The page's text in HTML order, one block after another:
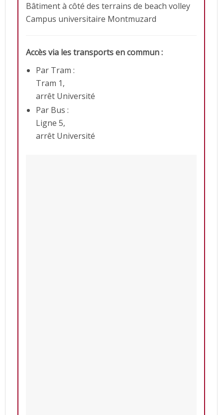
Bâtiment à côté des terrains de beach volley
Campus universitaire Montmuzard
Accès via les transports en commun :
Par Tram :
Tram 1,
arrêt Université
Par Bus :
Ligne 5,
arrêt Université